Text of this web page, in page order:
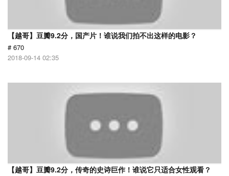
【越哥】豆瓣9.2分，国产片！谁说我们拍不出这样的电影？
# 670
2018-09-14 02:35
【越哥】豆瓣9.2分，传奇的史诗巨作！谁说它只适合女性观看？